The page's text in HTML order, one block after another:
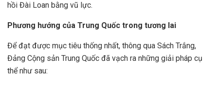
hồi Đài Loan bằng vũ lực.
Phương hướng của Trung Quốc trong tương lai
Để đạt được mục tiêu thống nhất, thông qua Sách Trắng,
Đảng Cộng sản Trung Quốc đã vạch ra những giải pháp cụ
thể như sau: